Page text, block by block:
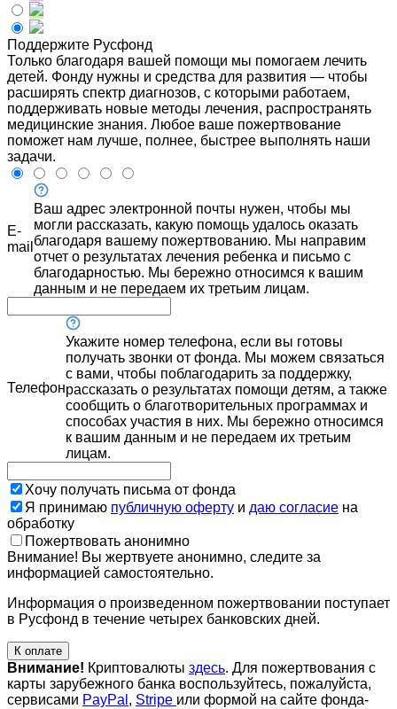
Поддержите Русфонд
Только благодаря вашей помощи мы помогаем лечить
детей. Фонду нужны и средства для развития — чтобы
расширять спектр диагнозов, с которыми работаем,
поддерживать новые методы лечения, распространять
медицинские знания. Любое ваше пожертвование
поможет нам лучше, полнее, быстрее выполнять наши
задачи.
E-
mail
Ваш адрес электронной почты нужен, чтобы мы
могли рассказать, какую помощь удалось оказать
благодаря вашему пожертвованию. Мы направим
отчет о результатах лечения ребенка и письмо с
благодарностью. Мы бережно относимся к вашим
данным и не передаем их третьим лицам.
Телефон
Укажите номер телефона, если вы готовы
получать звонки от фонда. Мы можем связаться
с вами, чтобы поблагодарить за поддержку,
рассказать о результатах помощи детям, а также
сообщить о благотворительных программах и
способах участия в них. Мы бережно относимся
к вашим данным и не передаем их третьим
лицам.
Хочу получать письма от фонда
Я принимаю публичную оферту и даю согласие на
обработку
Пожертвовать анонимно
Внимание! Вы жертвуете анонимно, следите за
информацией самостоятельно.
Информация о произведенном пожертвовании поступает
в Русфонд в течение четырех банковских дней.
К оплате
Внимание! Криптовалюты здесь. Для пожертвования с
карты зарубежного банка воспользуйтесь, пожалуйста,
сервисами PayPal , Stripe или формой на сайте фонда-